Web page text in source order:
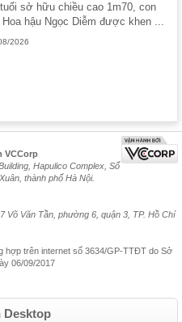
sở hữu chiều cao 1m70, con
Hoa hậu Ngọc Diễm được khen ...
2026
VCCorp
Hapulico Complex, Số
thành phố Hà Nội.
Võ Văn Tần, phường 6, quận 3, TP. Hồ Chí
hợp trên internet số 3634/GP-TTĐT do Sở
06/09/2017
Desktop